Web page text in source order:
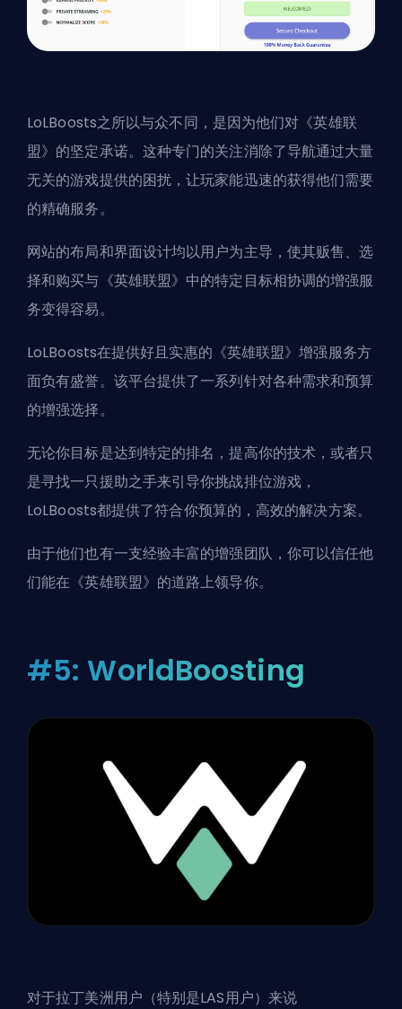
LoLBoosts之所以与众不同，是因为他们对《英雄联
盟》的坚定承诺。这种专门的关注消除了导航通过大量
无关的游戏提供的困扰，让玩家能迅速的获得他们需要
的精确服务。
网站的布局和界面设计均以用户为主导，使其贩售、选
择和购买与《英雄联盟》中的特定目标相协调的增强服
务变得容易。
LoLBoosts在提供好且实惠的《英雄联盟》增强服务方
面负有盛誉。该平台提供了一系列针对各种需求和预算
的增强选择。
无论你目标是达到特定的排名，提高你的技术，或者只
是寻找一只援助之手来引导你挑战排位游戏，
LoLBoosts都提供了符合你预算的，高效的解决方案。
由于他们也有一支经验丰富的增强团队，你可以信任他
们能在《英雄联盟》的道路上领导你。
#5: WorldBoosting
对于拉丁美洲用户（特别是LAS用户）来说